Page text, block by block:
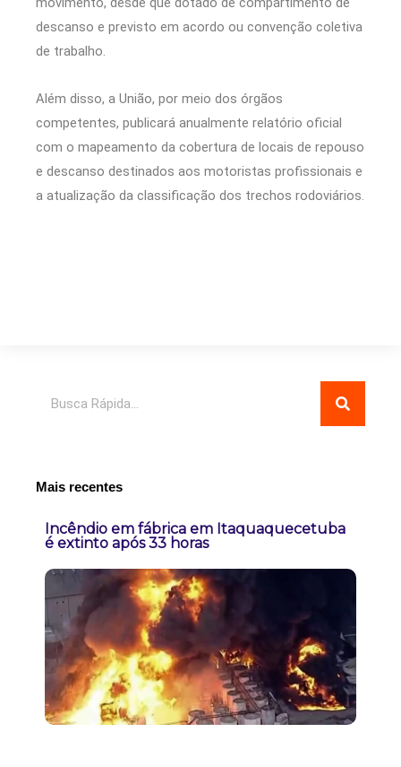
descanso e previsto em acordo ou convenção coletiva
de trabalho.
Além disso, a União, por meio dos órgãos
competentes, publicará anualmente relatório oficial
com o mapeamento da cobertura de locais de repouso
e descanso destinados aos motoristas profissionais e
a atualização da classificação dos trechos rodoviários.
Mais recentes
Incêndio em fábrica em Itaquaquecetuba
é extinto após 33 horas